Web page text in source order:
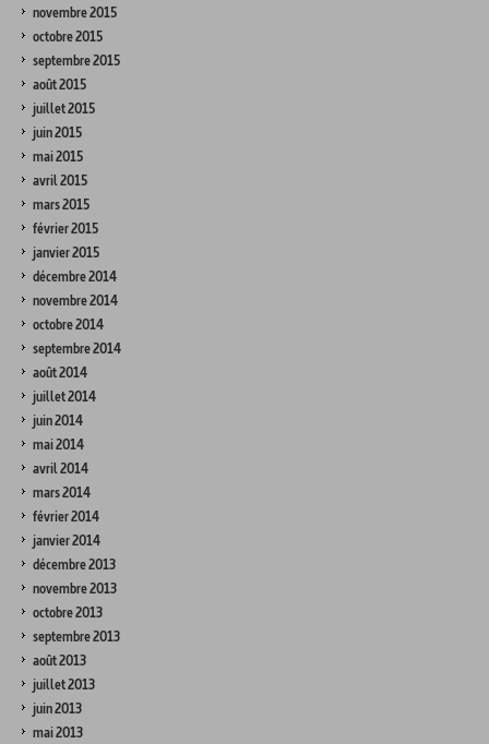
novembre 2015
octobre 2015
septembre 2015
août 2015
juillet 2015
juin 2015
mai 2015
avril 2015
mars 2015
février 2015
janvier 2015
décembre 2014
novembre 2014
octobre 2014
septembre 2014
août 2014
juillet 2014
juin 2014
mai 2014
avril 2014
mars 2014
février 2014
janvier 2014
décembre 2013
novembre 2013
octobre 2013
septembre 2013
août 2013
juillet 2013
juin 2013
mai 2013